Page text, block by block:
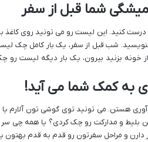
شما قبل از سفر
کنید. این لیست رو می تونید روی کاغذ
شب قبل از سفر، یک بار کامل چک
خونه بزنید بیرون، یک بار دیگه لیست رو
به کمک شما می آید!
هستن. می تونید توی گوشی تون آلارم یا
متن بلیط و مدارکت رو چک کردی؟ یا همه چی
دارن و مراحل سفرتون رو قدم به قدم بهتون